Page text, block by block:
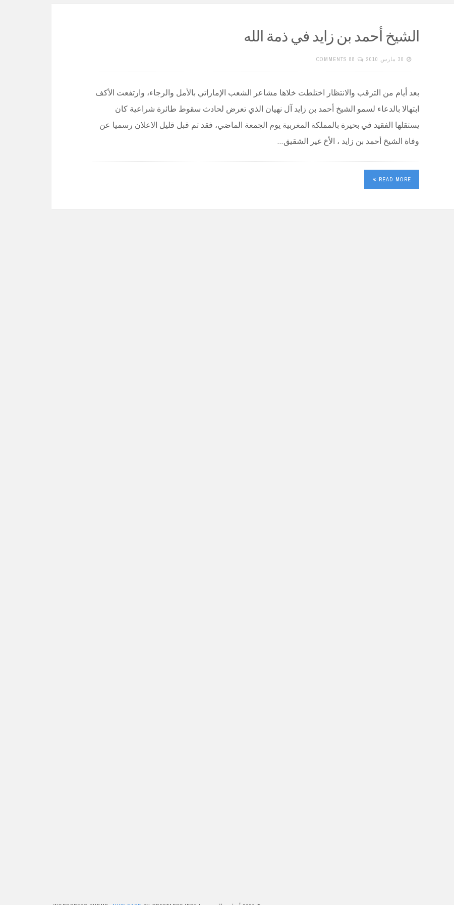
الشيخ أحمد بن زايد في ذمة الله
30 مارس 2010 88 COMMENTS
بعد أيام من الترقب والانتظار اختلطت خلاها مشاعر الشعب الإماراتي بالأمل والرجاء، وارتفعت الأكف
ابتهالا بالدعاء لسمو الشيخ أحمد بن زايد آل نهيان الذي تعرض لحادث سقوط طائرة شراعية كان
يستقلها الفقيد في بحيرة بالمملكة المغربية يوم الجمعة الماضي، فقد تم قبل قليل الاعلان رسميا عن
وفاة الشيخ أحمد بن زايد ، الأخ غير الشقيق…
READ MORE